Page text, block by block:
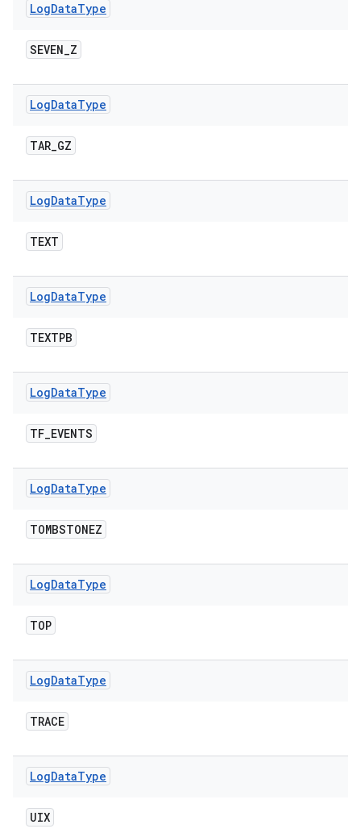
LogDataType
SEVEN_Z
LogDataType
TAR_GZ
LogDataType
TEXT
LogDataType
TEXTPB
LogDataType
TF_EVENTS
LogDataType
TOMBSTONEZ
LogDataType
TOP
LogDataType
TRACE
LogDataType
UIX